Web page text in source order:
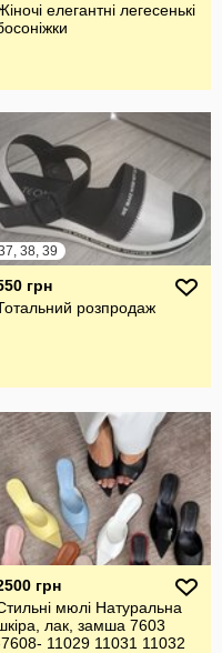
елегантні легесенькі
38, 39
грн
розпродаж
грн
мюлі Натуральна
лак, замша 7603
11029 11031 11032